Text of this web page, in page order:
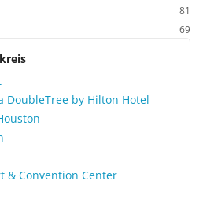
81
69
DoubleTree by Hilton Hotel
& Convention Center